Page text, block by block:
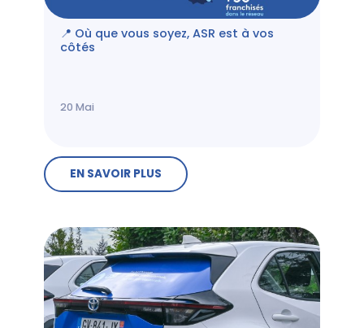
📍 Où que vous soyez, ASR est à vos
côtés
20 Mai
EN SAVOIR PLUS